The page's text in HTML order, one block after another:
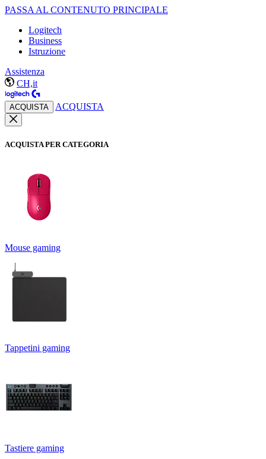
PASSA AL CONTENUTO PRINCIPALE
Logitech
Business
Istruzione
Assistenza
CH,it
ACQUISTA ACQUISTA
ACQUISTA PER CATEGORIA
Mouse gaming
Tappetini gaming
Tastiere gaming